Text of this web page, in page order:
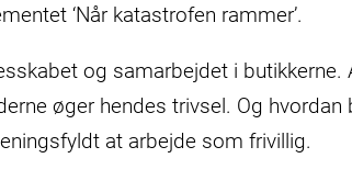
‘Når katastrofen rammer’.
og samarbejdet i butikkerne.
øger hendes trivsel. Og hvordan
at arbejde som frivillig.